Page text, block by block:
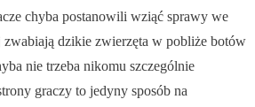
chyba postanowili wziąć sprawy we
zwabiają dzikie zwierzęta w pobliże botów
nie trzeba nikomu szczególnie
graczy to jedyny sposób na